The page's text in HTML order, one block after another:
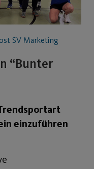
SV Marketing
“Bunter
einzuführen